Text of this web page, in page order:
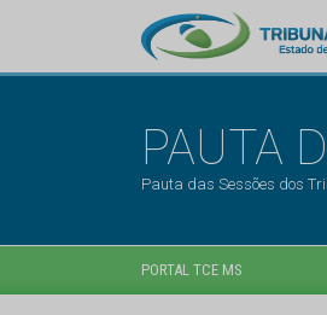
PAUTA
Pauta das Sessões dos
PORTAL TCE MS